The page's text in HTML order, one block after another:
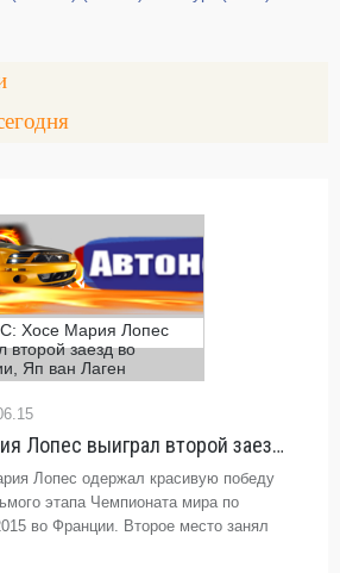
WTCC: Хосе Мария Лопес выиграл второй заезд во Франции, Яп ван Лаген
Лопес одержал красивую победу
этапа Чемпионата мира по
во Франции. Второе место занял
Мичелис, выступающий ...